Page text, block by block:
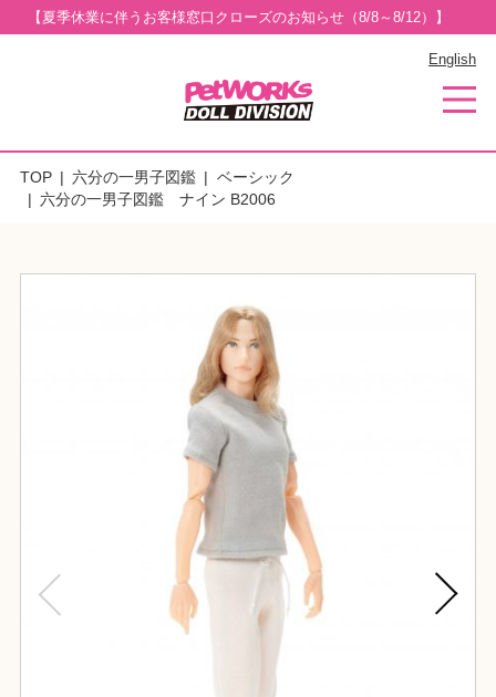
【夏季休業に伴うお客様窓口クローズのお知らせ（8/8～8/12）】
English
TOP 六分の一男子図鑑
ベーシック
六分の一男子図鑑 ナイン B2006